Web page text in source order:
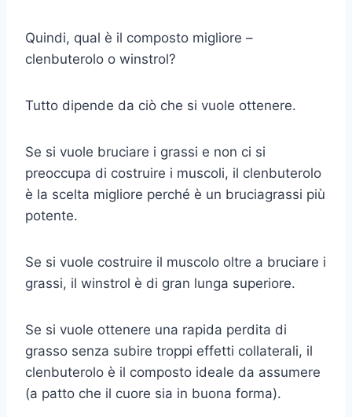
Quindi, qual è il composto migliore –
clenbuterolo o winstrol?
Tutto dipende da ciò che si vuole ottenere.
Se si vuole bruciare i grassi e non ci si
preoccupa di costruire i muscoli, il clenbuterolo
è la scelta migliore perché è un bruciagrassi più
potente.
Se si vuole costruire il muscolo oltre a bruciare i
grassi, il winstrol è di gran lunga superiore.
Se si vuole ottenere una rapida perdita di
grasso senza subire troppi effetti collaterali, il
clenbuterolo è il composto ideale da assumere
(a patto che il cuore sia in buona forma).